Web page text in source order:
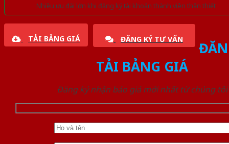
Nhiều ưu đãi lớn khi đăng ký tài khoản thành viên thân thiết
TẢI BẢNG GIÁ ĐĂNG KÝ TƯ VẤN
TẢI BẢNG GIÁ
Đăng ký nhận báo giá mới nhất từ chúng tôi